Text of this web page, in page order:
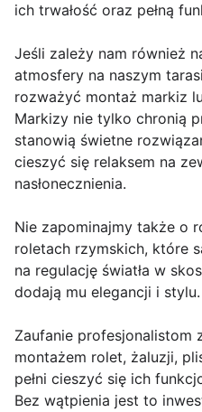
ich trwałość oraz pełną
Jeśli zależy nam również
atmosfery na naszym
rozważyć montaż markiz
Markizy nie tylko chronią
stanowią świetne
cieszyć się relaksem na
nasłonecznienia.
Nie zapominajmy także o
roletach rzymskich, które
na regulację światła w
dodają mu elegancji i stylu.
Zaufanie profesjonalistom
montażem rolet, żaluzji,
pełni cieszyć się ich
Bez wątpienia jest to